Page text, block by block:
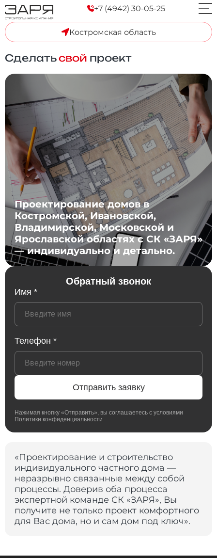
Костромская область
+7 (4942) 30-05-25
Сделатьсвой проект
Проектирование домов в
Костромской, Ивановской,
Владимирской, Московской и
Ярославской областях с СК «ЗАРЯ»
— индивидуально и детально.
Обратный звонок
Имя *
Телефон *
Отправить заявку
Нажимая кнопку «Отправить», вы соглашаетесь с условиями
Политики конфиденциальности
«Проектирование и строительство
индивидуального частного дома —
неразрывно связанные между собой
процессы. Доверив оба процесса
экспертной команде СК «ЗАРЯ», Вы
получите не только проект комфортного
для Вас дома, но и сам дом под ключ».